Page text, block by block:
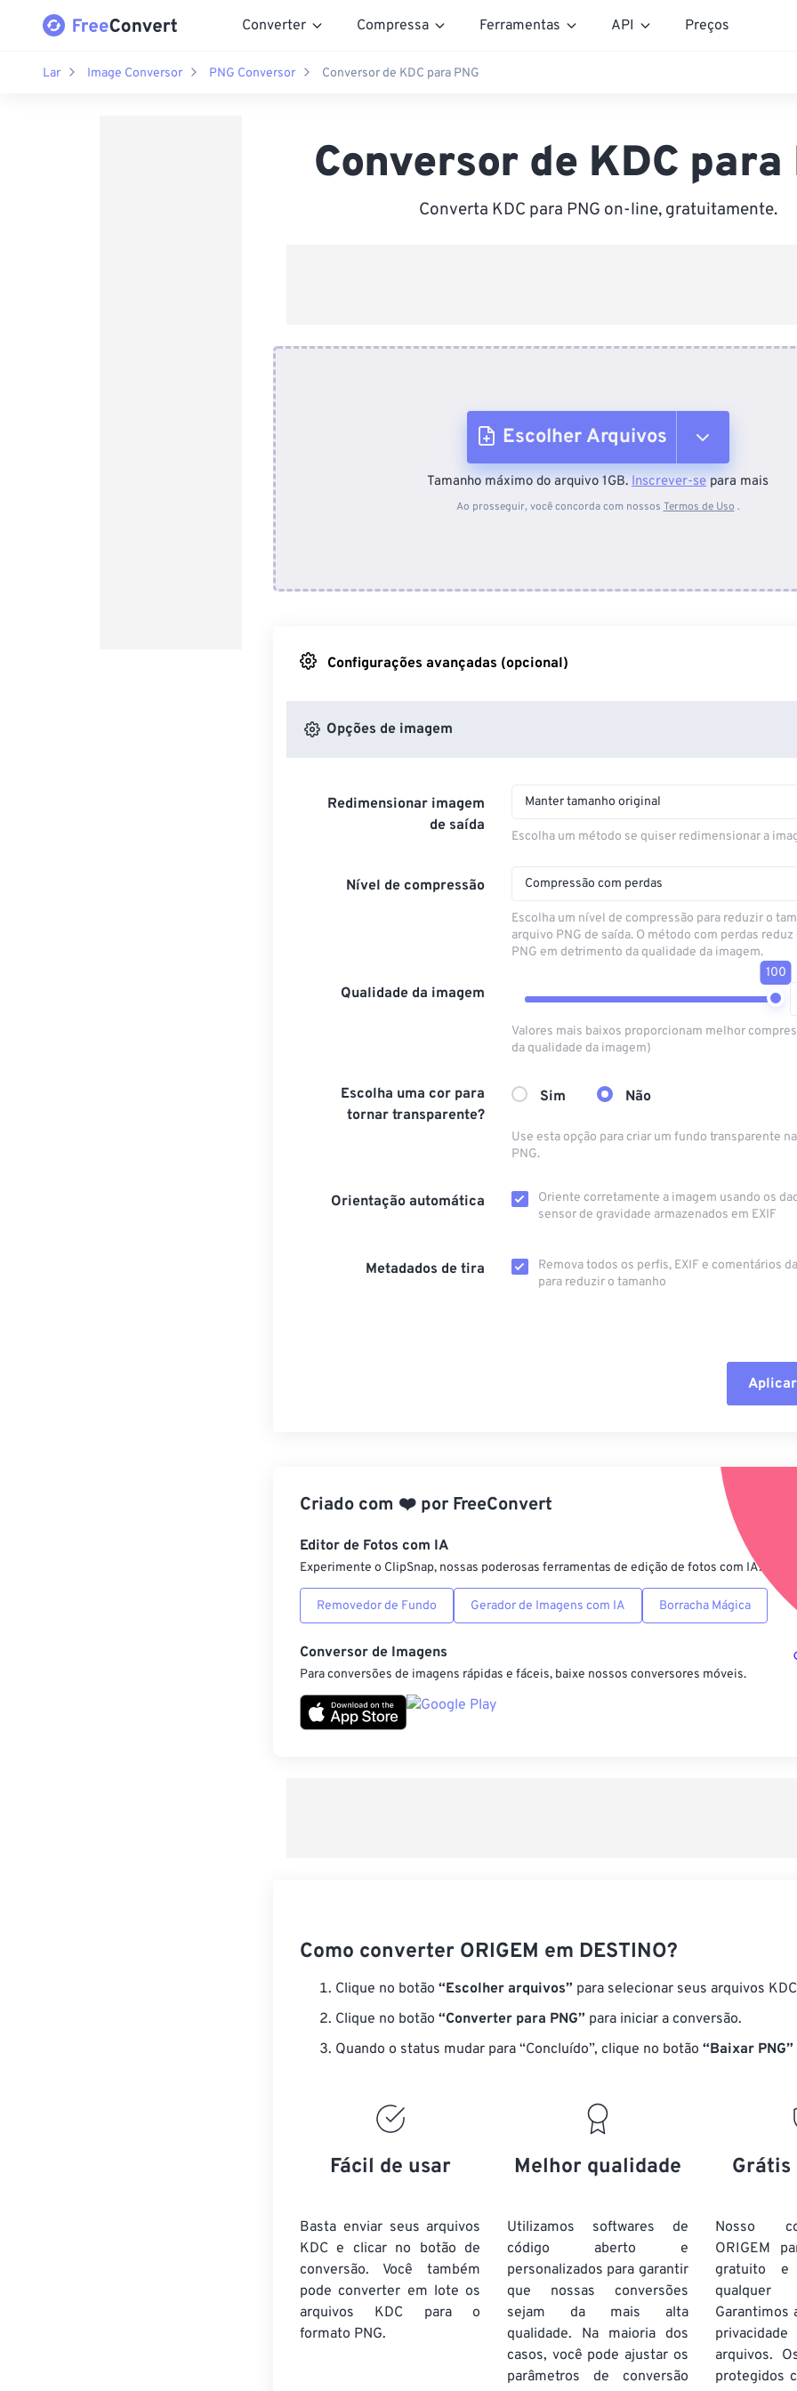
Converter Compressa Ferramentas API Preços
Lar Image Conversor PNG Conversor Conversor de KDC para PNG
Conversor de KDC para
Converta KDC para PNG on-line, gratuitamente.
Escolher Arquivos
Do dispositivo
Tamanho máximo do arquivo 1GB. Inscrever-se para mais
Ao prosseguir, você concorda com nossos Termos de Uso .
Configurações avançadas (opcional)
Opções de imagem
Redimensionar imagem
de saída
Manter tamanho original
Escolha um método se quiser redimensionar a
Nível de compressão Compressão com perdas
Escolha um nível de compressão para reduzir o
arquivo PNG de saída. O método com perdas
PNG em detrimento da qualidade da imagem.
Qualidade da imagem
100
Valores mais baixos proporcionam melhor
da qualidade da imagem)
Escolha uma cor para
tornar transparente?
Sim Não
Use esta opção para criar um fundo transparente
PNG.
Orientação automática
Oriente corretamente a imagem usando os
sensor de gravidade armazenados em EXIF
Metadados de tira
Remova todos os perfis, EXIF ​​e comentários
para reduzir o tamanho
Aplicar a partir
Salvar como
Criado com ❤️ por FreeConvert
Editor de Fotos com IA
Experimente o ClipSnap, nossas poderosas ferramentas de edição de fotos com IA.
Removedor de Fundo Gerador de Imagens com IA Borracha Mágica
Conversor de Imagens
Para conversões de imagens rápidas e fáceis, baixe nossos conversores móveis.
Como converter ORIGEM em DESTINO?
Clique no botão “Escolher arquivos” para selecionar seus arquivos
Clique no botão “Converter para PNG” para iniciar a conversão.
Quando o status mudar para “Concluído”, clique no botão “Baixar PNG”
Fácil de usar
Basta enviar seus arquivos
KDC e clicar no botão de
conversão. Você também
pode converter em loteos
arquivos KDC para o
formato PNG.
Melhor qualidade
Utilizamos softwares de
código aberto e
personalizados para garantir
que nossas conversões
sejam da mais alta
qualidade. Na maioria dos
casos, você pode ajustar os
parâmetros de conversão
Grátis
Nosso
ORIGEM
gratuito e
qualquer
Garantimos
arquivos.
protegidos